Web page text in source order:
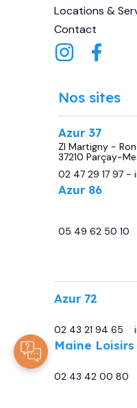
Locations &
Contact
Nos sites
Azur 37
ZI Martigny -
37210 Parçay-
02 47 29 17 97-
Azur 86
05 49 62 50 10
Azur 72
02 43 21 94 65
Maine Loisirs
02 43 42 00 80